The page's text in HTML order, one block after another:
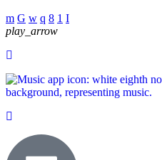
play_arrow